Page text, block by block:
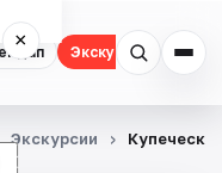
Экскурсии
×
☾
Экскурсии